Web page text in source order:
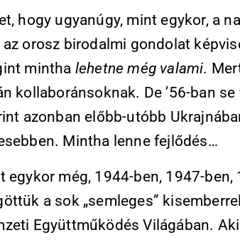
hogy ugyanúgy, mint egykor, a
az orosz birodalmi gondolat
mintha lehetne még valami.
kollaboránsoknak. De ’56-ban
azonban előbb-utóbb
Mintha lenne fejlődés…
egykor még, 1944-ben, 1947-
a sok „semleges”
Együttműködés Világában.